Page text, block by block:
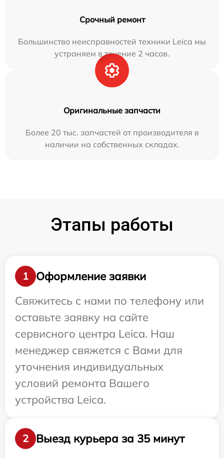
Срочный ремонт
Большинство неисправностей техники Leica мы
устраняем в течение 2 часов.
Оригинальные запчасти
Более 20 тыс. запчастей от производителя в
наличии на собственных складах.
Этапы работы
1
Оформление заявки
Свяжитесь с нами по телефону или
оставьте заявку на сайте
сервисного центра Leica. Наш
менеджер свяжется с Вами для
уточнения индивидуальных
условий ремонта Вашего
устройства Leica.
2
Выезд курьера за 35 минут